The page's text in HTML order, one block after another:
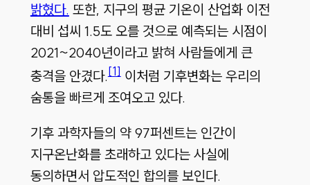
밝혔다. 또한, 지구의 평균 기온이 산업화 이전
대비 섭씨 1.5도 오를 것으로 예측되는 시점이
2021~2040년이라고 밝혀 사람들에게 큰
충격을 안겼다.[1] 이처럼 기후변화는 우리의
숨통을 빠르게 조여오고 있다.
기후 과학자들의 약97퍼센트는 인간이
지구온난화를 초래하고 있다는 사실에
동의하면서 압도적인 합의를 보인다.